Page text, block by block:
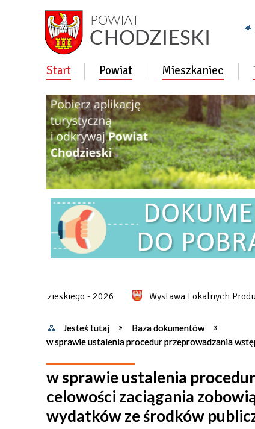
Start Powiat Mieszkaniec
Chodzieskiego - 2026 Wystawa Lokalnych
Jesteś tutaj
Baza dokumentów
w sprawie ustalenia procedur przeprowadzania
w sprawie ustalenia
celowości zaciągania
wydatków ze środków